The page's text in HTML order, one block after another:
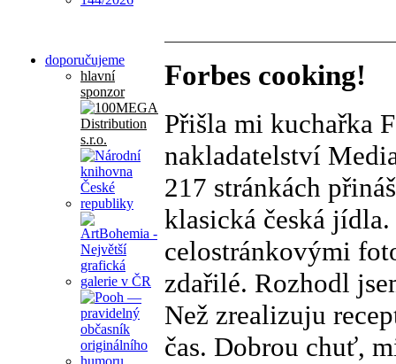
doporučujeme
hlavní
sponzor
Forbes cooking!
Přišla mi kuchařka
nakladatelství
217 stránkách
klasická česká
celostránkovými
zdařilé. Rozhodl
Než zrealizuju
čas. Dobrou chuť,